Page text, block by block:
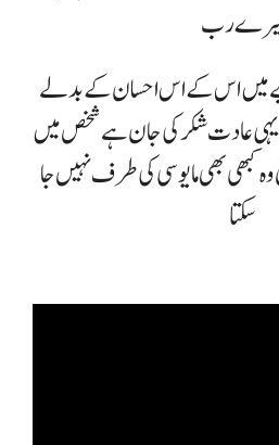
رب
میں اس کے اس احسان کے بدلے
یہی عادت شکر کی جان ہے شخص میں
کبھی بھی مایوسی کی طرف نہیں جا
سکتا